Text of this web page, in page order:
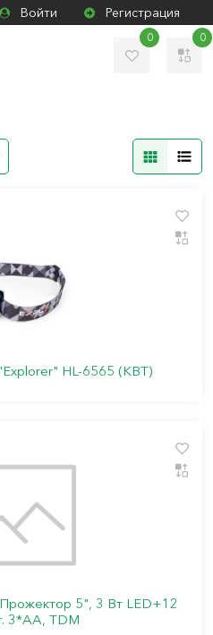
Войти Регистрация
0 0
HL-6565 (КВТ)
5", 3 Вт LED+12
3*АА, TDM